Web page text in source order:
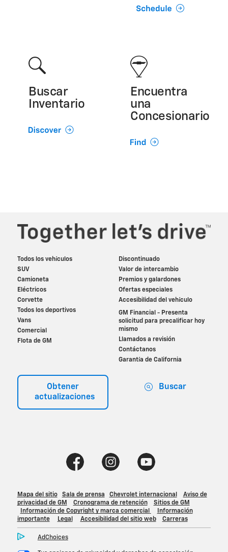
Buscar
Inventario
Encuentra
una
Concesionario